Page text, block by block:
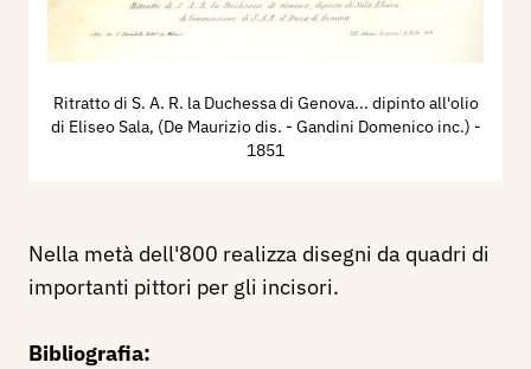
Ritratto di S. A. R. la Duchessa di Genova... dipinto all'olio
di Eliseo Sala, (De Maurizio dis. - Gandini Domenico inc.) -
1851
Nella metà dell'800 realizza disegni da quadri di
importanti pittori per gli incisori.
Bibliografia: